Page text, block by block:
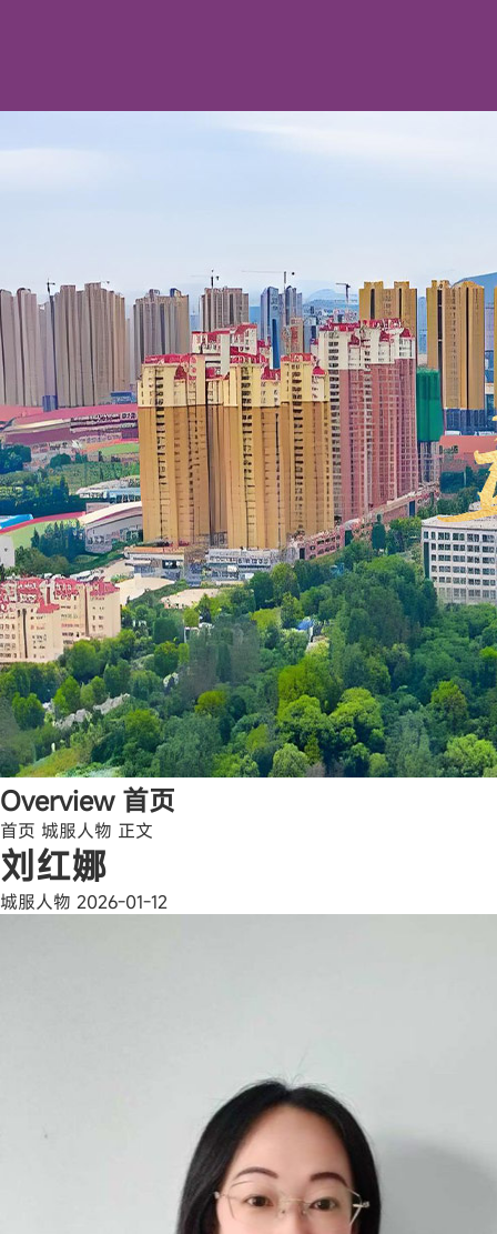
Overview首页
首页 城服人物 正文
刘红娜
城服人物 2026-01-12